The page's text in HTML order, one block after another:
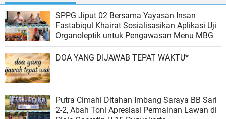
SPPG Jiput 02 Bersama Yayasan Insan
Fastabiqul Khairat Sosialisasikan Aplikasi Uji
Organoleptik untuk Pengawasan Menu MBG
DOA YANG DIJAWAB TEPAT WAKTU*
Putra Cimahi Ditahan Imbang Saraya BB Sari
2-2, Abah Toni Apresiasi Permainan Lawan di